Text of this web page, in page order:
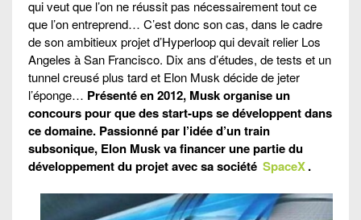
qui veut que l’on ne réussit pas nécessairement tout ce
que l’on entreprend… C’est donc son cas, dans le cadre
de son ambitieux projet d’Hyperloop qui devait relier Los
Angeles à San Francisco. Dix ans d’études, de tests et un
tunnel creusé plus tard et Elon Musk décide de jeter
l’éponge… Présenté en 2012, Musk organise un
concours pour que des start-ups se développent dans
ce domaine. Passionné par l’idée d’un train
subsonique, Elon Musk va financer une partie du
développement du projet avec sa société SpaceX.